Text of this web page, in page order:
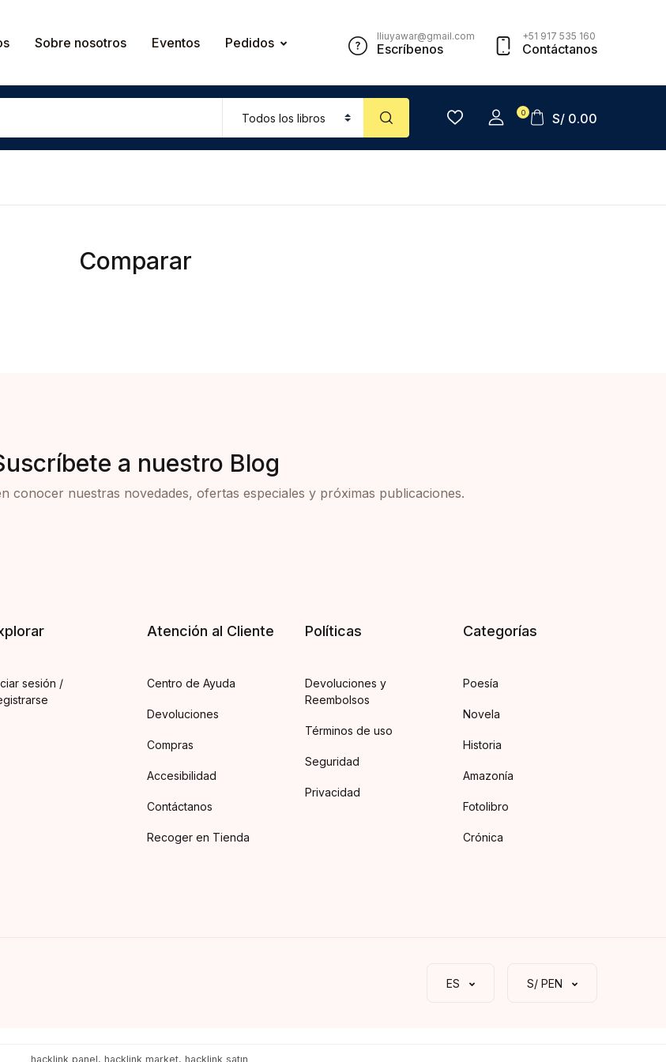
Sobre nosotros Eventos Pedidos lliuyawar@gmail.com
Escríbenos
+51 917 535 160
Contáctanos
0 S/ 0.00
Comparar
a nuestro Blog
conocer nuestras novedades, ofertas especiales y próximas publicaciones.
sesión /
Atención al Cliente
Centro de Ayuda
Devoluciones
Compras
Accesibilidad
Contáctanos
Recoger en Tienda
Políticas
Devoluciones y
Reembolsos
Términos de uso
Seguridad
Privacidad
Categorías
Poesía
Novela
Historia
Amazonía
Fotolibro
Crónica
ES S/ PEN
hacklink panel, hacklink market, hacklink satın